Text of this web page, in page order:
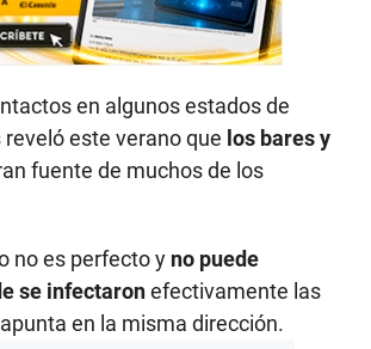
en algunos estados de
reveló este verano que los bares y
fuente de muchos de los
no es perfecto y no puede
se infectaronefectivamente las
en la misma dirección.